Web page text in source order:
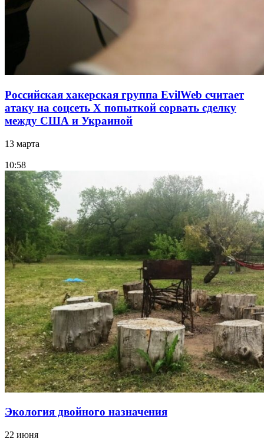
Российская хакерская группа EvilWeb считает
атаку на соцсеть Х попыткой сорвать сделку
между США и Украиной
13 марта
10:58
Экология двойного назначения
22 июня